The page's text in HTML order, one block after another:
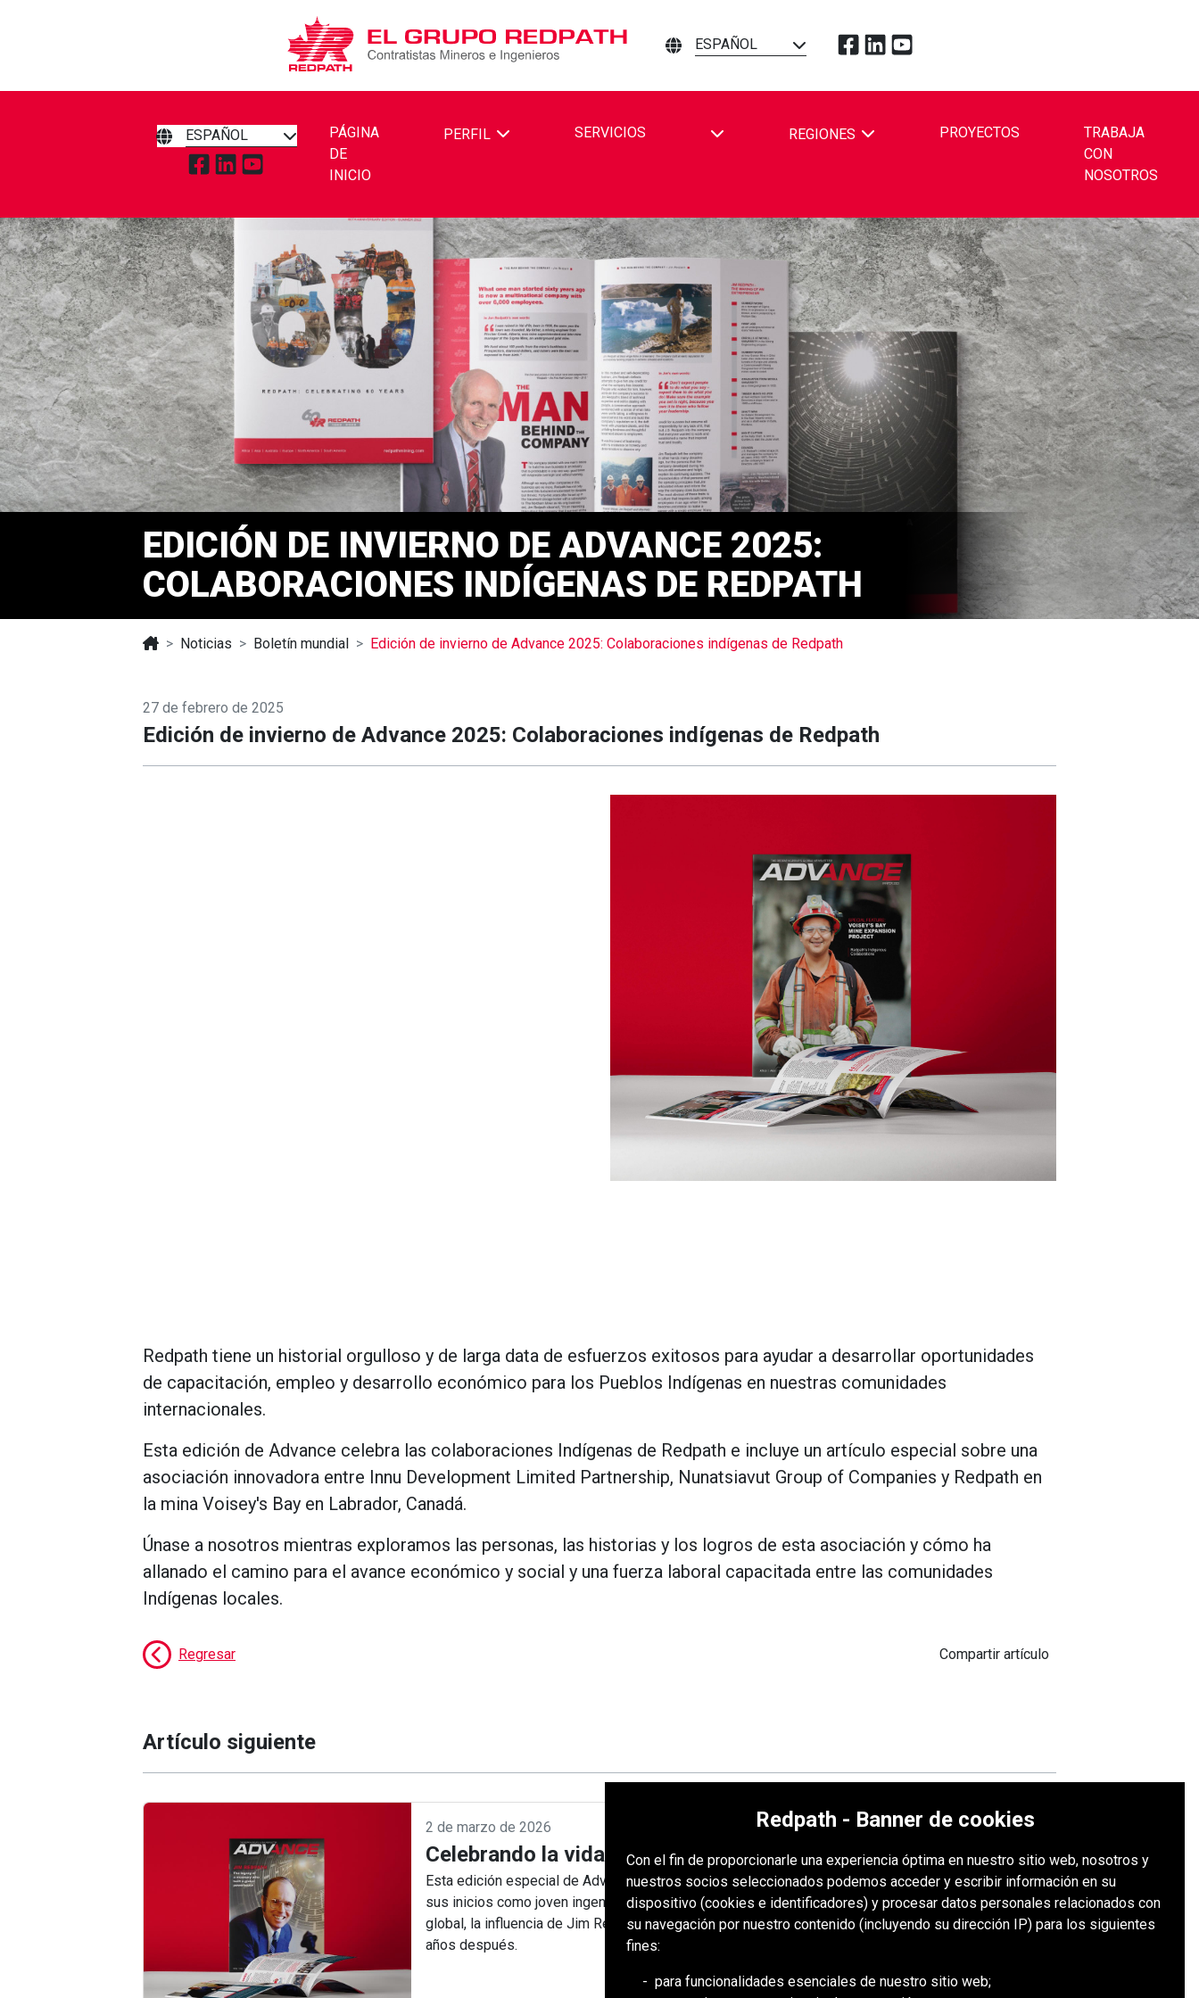
ESPAÑOL Toque para visitar Redpath Mining Contractors and
Toque para visitar Redpath Mining Contractors
Toque para visitar Redpath Mining Contractors
ESPAÑOL
TOQUE PARA VISITAR REDPATH MINING CONTRACTORS AND ENGINEERS EN FACEBOOK
TOQUE PARA VISITAR REDPATH MINING CONTRACTORS AND ENGINEERS EN LINKEDIN
TOQUE PARA VISITAR REDPATH MINING CONTRACTORS AND ENGINEERS EN YOUTUBE
PÁGINA
DE
INICIO
PERFIL SERVICIOS TOGGLE DROPDOWN
REGIONES PROYECTOS
TRABAJA
CON
NOSOTROS
Redpath - Banner de cookies
Con el fin de proporcionarle una experiencia óptima en nuestro sitio web, nosotros y
nuestros socios seleccionados podemos acceder y escribir información en su
dispositivo (cookies e identificadores) y procesar datos personales relacionados con
su navegación por nuestro contenido (incluyendo su dirección IP) para los siguientes
fines:
para funcionalidades esenciales de nuestro sitio web;
EDICIÓN DE INVIERNO DE ADVANCE 2025:
COLABORACIONES INDÍGENAS DE REDPATH
Noticias Boletín mundial Edición de invierno de Advance 2025: Colaboraciones indígenas de Redpath
27 de febrero de 2025
Edición de invierno de Advance 2025: Colaboraciones indígenas de Redpath
Redpath tiene un historial orgulloso y de larga data de esfuerzos exitosos para ayudar a desarrollar oportunidades
de capacitación, empleo y desarrollo económico para los Pueblos Indígenas en nuestras comunidades
internacionales.
Esta edición de Advance celebra las colaboraciones Indígenas de Redpath e incluye un artículo especial sobre una
asociación innovadora entre Innu Development Limited Partnership, Nunatsiavut Group of Companies y Redpath en
la mina Voisey's Bay en Labrador, Canadá.
Únase a nosotros mientras exploramos las personas, las historias y los logros de esta asociación y cómo ha
allanado el camino para el avance económico y social y una fuerza laboral capacitada entre las comunidades
Indígenas locales.
Regresar Compartir artículo
Artículo siguiente
2 de marzo de 2026
Celebrando la vida y el legado de Jim Redpath
Esta edición especial de Advance rinde homenaje al legado perdurable de Jim Redpath. Desde
sus inicios como joven ingeniero minero hasta convertirse en el fundador de una organización
global, la influencia de Jim Redpath continúa guiando la identidad de Redpath. más de sesenta
años después.